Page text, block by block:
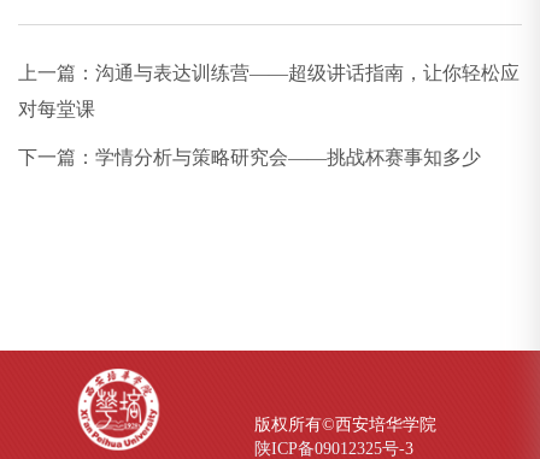
上一篇： 沟通与表达训练营——超级讲话指南，让你轻松应
对每堂课
下一篇： 学情分析与策略研究会——挑战杯赛事知多少
版权所有©西安培华学院
陕ICP备09012325号-3